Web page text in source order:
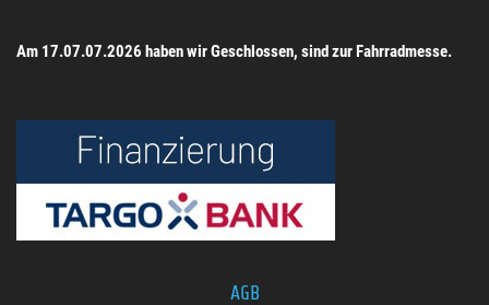
Am 17.07.07.2026 haben wir Geschlossen, sind zur Fahrradmesse.
AGB